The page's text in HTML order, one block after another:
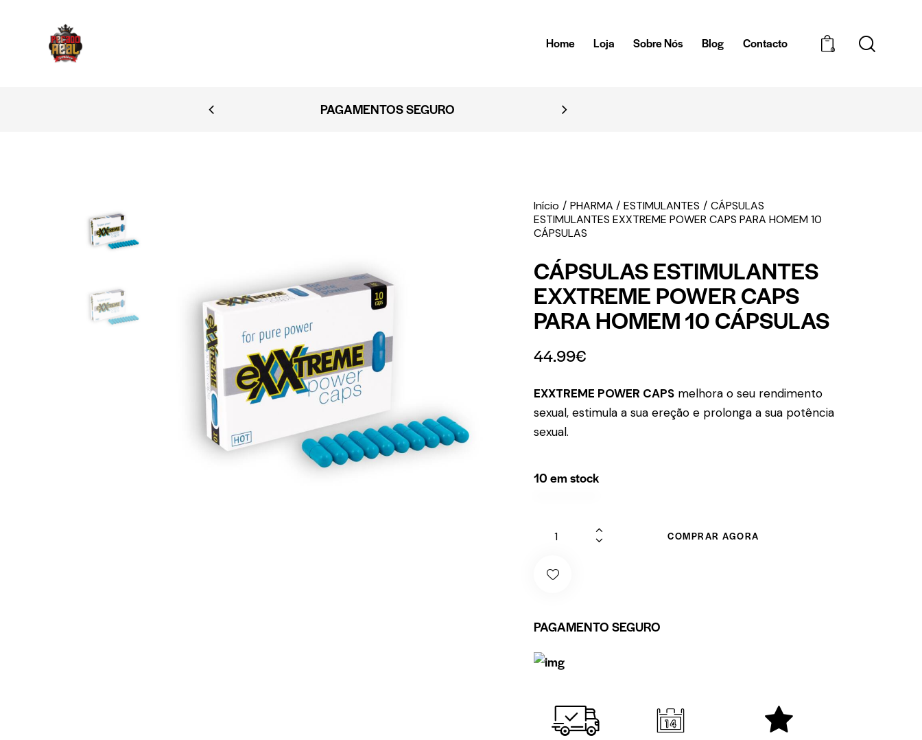
Home Loja Sobre Nós Blog Contacto 0
PAGAMENTOS SEGURO EMBALAGEM DISCRETA
Início PHARMA ESTIMULANTES
CÁPSULAS
ESTIMULANTES EXXTREME POWER CAPS PARA HOMEM 10
CÁPSULAS
CÁPSULAS ESTIMULANTES
EXXTREME POWER CAPS
PARA HOMEM 10 CÁPSULAS
44.99€
EXXTREME POWER CAPS melhora o seu rendimento
sexual, estimula a sua ereção e prolonga a sua potência
sexual.
10 em stock
COMPRAR AGORA
PAGAMENTO SEGURO